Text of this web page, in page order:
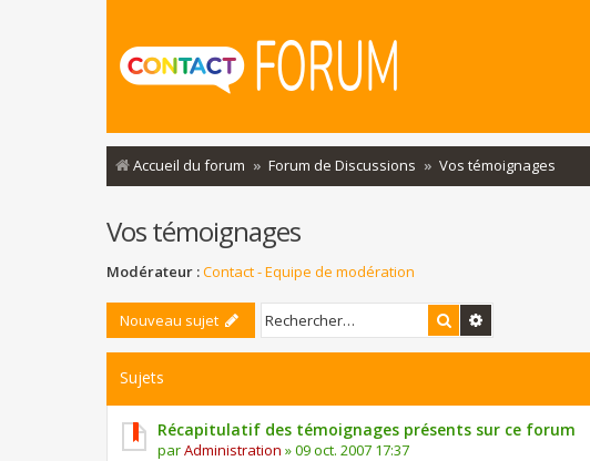
Accueil du forum Forum de Discussions Vos témoignages
Vos témoignages
Modérateur :Contact - Equipe de modération
Nouveau sujet Rechercher
Sujets
Récapitulatif des témoignages présents sur ce forum
parAdministration »09 oct. 2007 17:37